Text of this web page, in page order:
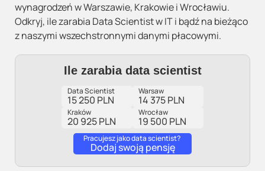
wynagrodzeń w Warszawie, Krakowie i Wrocławiu.
Odkryj, ile zarabia Data Scientist w IT i bądź na bieżąco
z naszymi wszechstronnymi danymi płacowymi.
Ile zarabia data scientist
Data Scientist
15 250 PLN
Warsaw
14 375 PLN
Kraków
20 925 PLN
Wrocław
19 500 PLN
Pracujesz jako data scientist?
Dodaj swoją pensję